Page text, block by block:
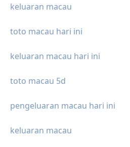
keluaran macau
toto macau hari ini
keluaran macau hari ini
toto macau 5d
pengeluaran macau hari ini
keluaran macau